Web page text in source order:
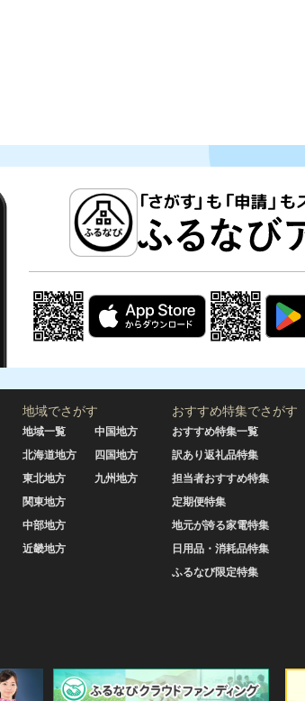
地域でさがす
地域一覧
北海道地方
東北地方
関東地方
中部地方
近畿地方
中国地方
四国地方
九州地方
おすすめ特集でさがす
おすすめ特集一覧
訳あり返礼品特集
担当者おすすめ特集
定期便特集
地元が誇る家電特集
日用品・消耗品特集
ふるなび限定特集